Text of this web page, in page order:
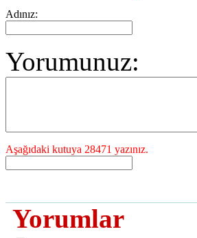
Adınız:
Yorumunuz:
Aşağıdaki kutuya 28471 yazınız.
Yorumlar